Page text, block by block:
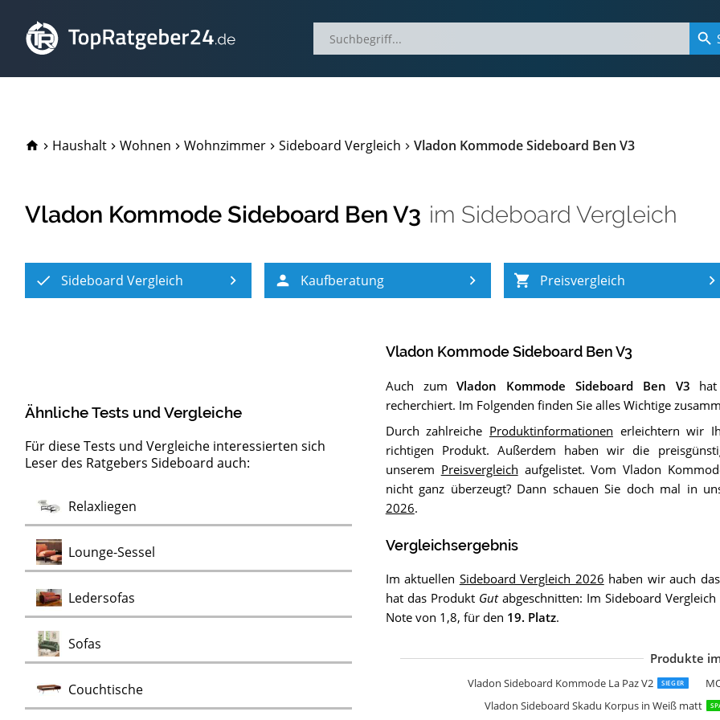
TopRatgeber24.de
Haushalt Wohnen Wohnzimmer Sideboard Vergleich Vladon Kommode Sideboard Ben V3
Vladon Kommode Sideboard Ben V3 im Sideboard Vergleich
Sideboard Vergleich Kaufberatung Preisvergleich
Ähnliche Tests und Vergleiche
Für diese Tests und Vergleiche interessierten sich
Leser des Ratgebers Sideboard auch:
Relaxliegen
Lounge-Sessel
Ledersofas
Sofas
CouchtischeTest
Lowboards
Kommoden
Barock
KommodenTest
ClubsesselTest
MöbelklassikerTest
SchaukelstühleTest
VitrinenTest
Wohnwände
ChaiselonguesTest
Vintage SesselTest
Vladon Kommode Sideboard Ben V3
Auch zumVladon Kommode Sideboard Ben V3 hat
recherchiert. Im Folgenden finden Sie alles Wichtige
Durch zahlreiche Produktinformationen erleichtern wir
richtigen Produkt. Außerdem haben wir die
unserem Preisvergleich aufgelistet. Vom Vladon
nicht ganz überzeugt? Dann schauen Sie doch mal in
2026.
Vergleichsergebnis
Im aktuellen Sideboard Vergleich 2026 haben wir auch
hat das Produkt Gutabgeschnitten: Im Sideboard
Note von 1,8, für den 19. Platz.
Produkte
Vladon Sideboard Kommode La Paz V2 SIEGER
Vladon Sideboard Skadu Korpus in Weiß matt